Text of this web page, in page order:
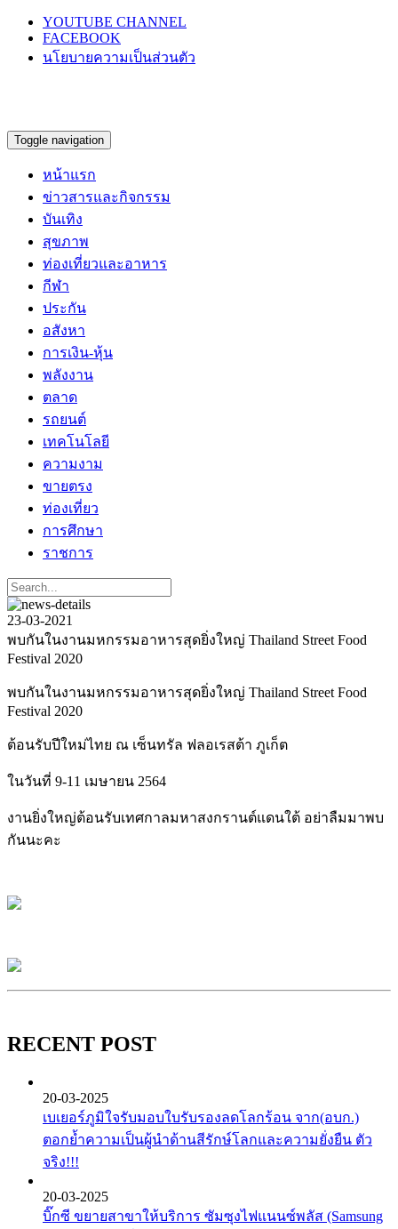
YOUTUBE CHANNEL
FACEBOOK
นโยบายความเป็นส่วนตัว
Toggle navigation
หน้าแรก
ข่าวสารและกิจกรรม
บันเทิง
สุขภาพ
ท่องเที่ยวและอาหาร
กีฬา
ประกัน
อสังหา
การเงิน-หุ้น
พลังงาน
ตลาด
รถยนต์
เทคโนโลยี
ความงาม
ขายตรง
ท่องเที่ยว
การศึกษา
ราชการ
23-03-2021
พบกันในงานมหกรรมอาหารสุดยิ่งใหญ่ Thailand Street Food
Festival 2020
พบกันในงานมหกรรมอาหารสุดยิ่งใหญ่ Thailand Street Food
Festival 2020
ต้อนรับปีใหม่ไทย ณ เซ็นทรัล ฟลอเรสต้า ภูเก็ต
ในวันที่ 9-11 เมษายน 2564
งานยิ่งใหญ่ต้อนรับเทศกาลมหาสงกรานต์แดนใต้ อย่าลืมมาพบ
กันนะคะ
RECENT POST
20-03-2025
เบเยอร์ภูมิใจรับมอบใบรับรองลดโลกร้อน จาก(อบก.)
ตอกย้ำความเป็นผู้นำด้านสีรักษ์โลกและความยั่งยืน ตัว
จริง!!!
20-03-2025
บิ๊กซี ขยายสาขาให้บริการ ซัมซุงไฟแนนซ์พลัส (Samsung